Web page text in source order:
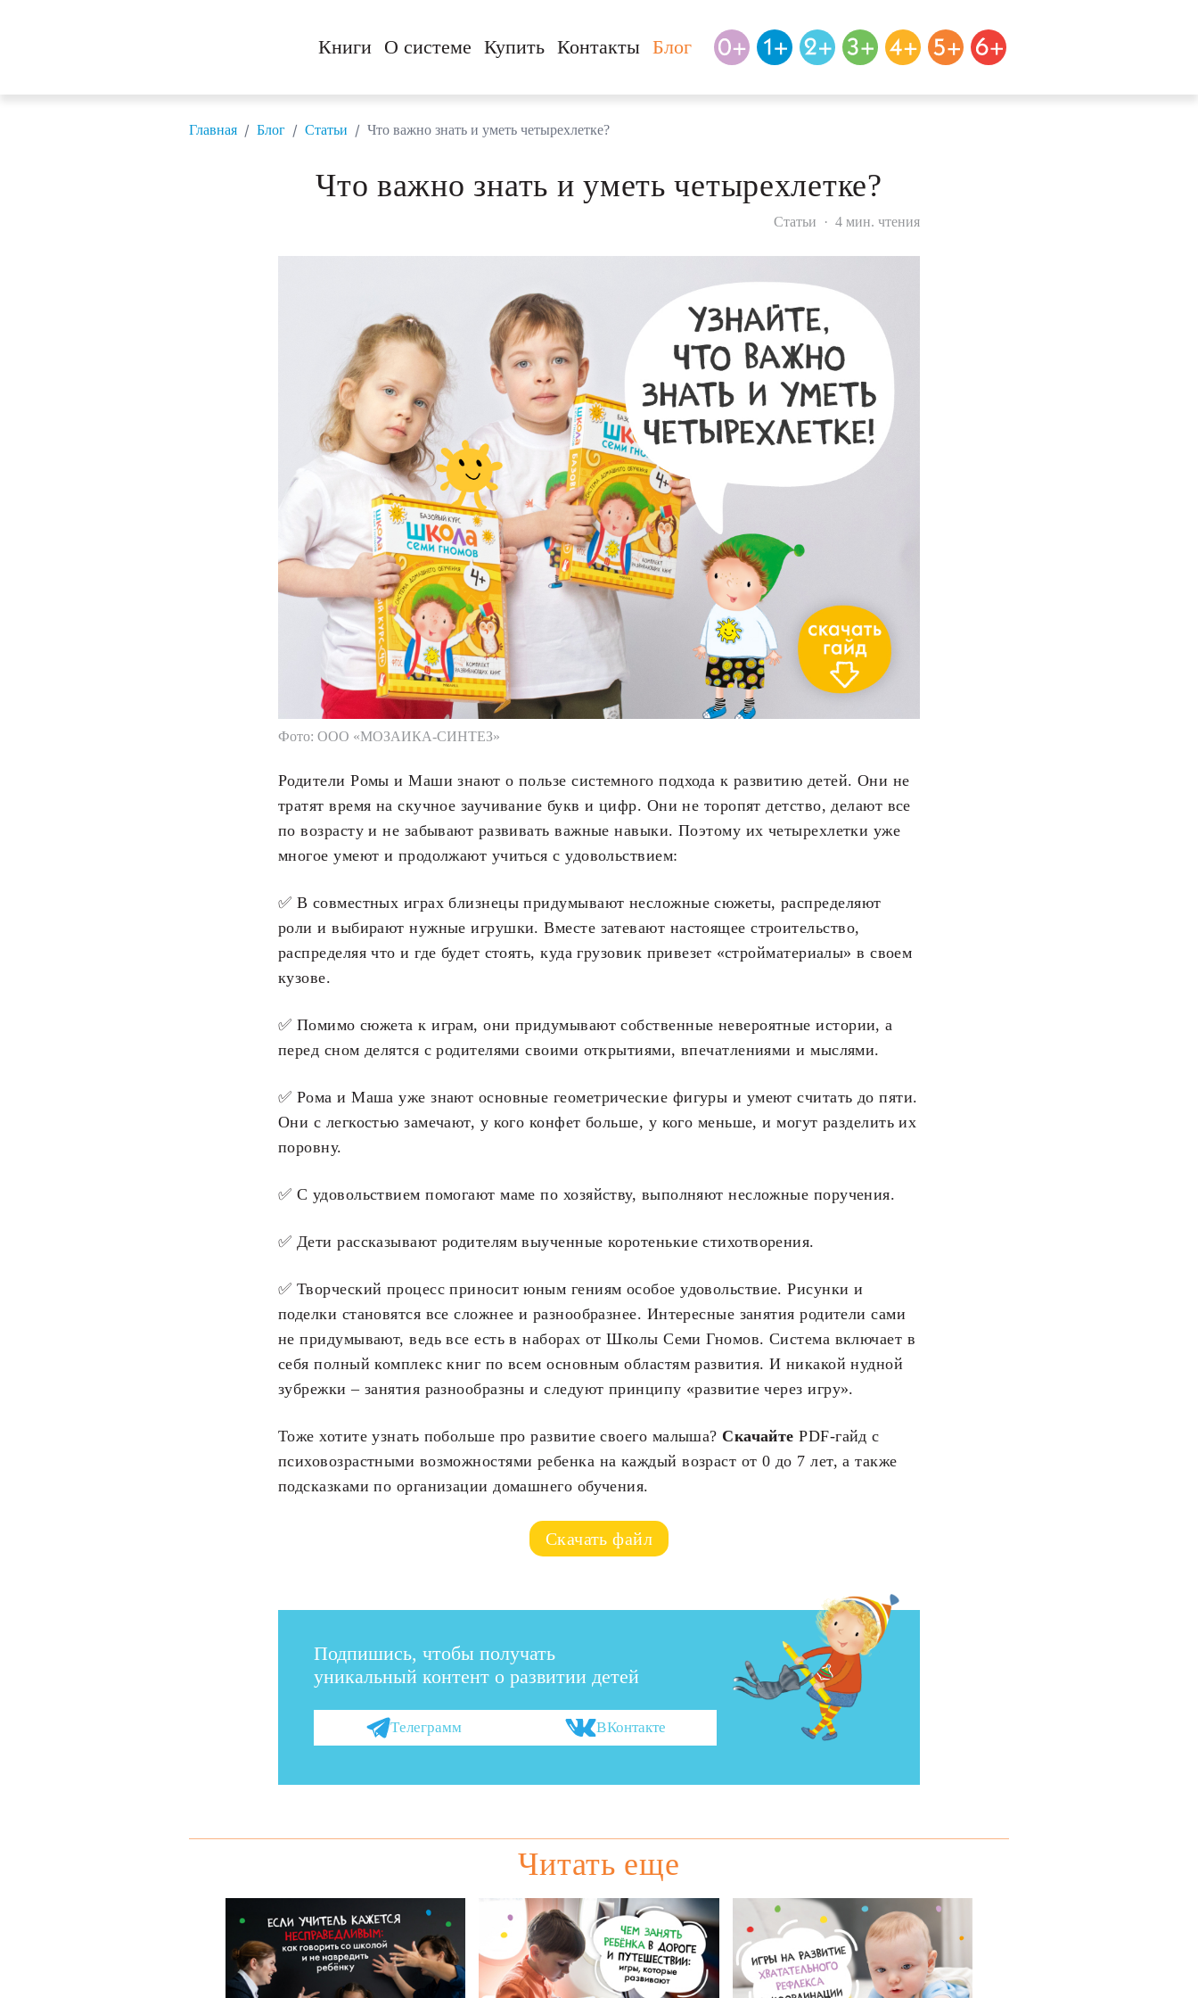
Книги О системе Купить Контакты Блог
Главная / Блог / Статьи / Что важно знать и уметь четырехлетке?
Что важно знать и уметь четырехлетке?
Статьи · 4 мин. чтения
Фото: ООО «МОЗАИКА-СИНТЕЗ»
Родители Ромы и Маши знают о пользе системного подхода к развитию детей. Они не
тратят время на скучное заучивание букв и цифр. Они не торопят детство, делают все
по возрасту и не забывают развивать важные навыки. Поэтому их четырехлетки уже
многое умеют и продолжают учиться с удовольствием:
✅ В совместных играх близнецы придумывают несложные сюжеты, распределяют
роли и выбирают нужные игрушки. Вместе затевают настоящее строительство,
распределяя что и где будет стоять, куда грузовик привезет «стройматериалы» в своем
кузове.
✅ Помимо сюжета к играм, они придумывают собственные невероятные истории, а
перед сном делятся с родителями своими открытиями, впечатлениями и мыслями.
✅ Рома и Маша уже знают основные геометрические фигуры и умеют считать до пяти.
Они с легкостью замечают, у кого конфет больше, у кого меньше, и могут разделить их
поровну.
✅ С удовольствием помогают маме по хозяйству, выполняют несложные поручения.
✅ Дети рассказывают родителям выученные коротенькие стихотворения.
✅ Творческий процесс приносит юным гениям особое удовольствие. Рисунки и
поделки становятся все сложнее и разнообразнее. Интересные занятия родители сами
не придумывают, ведь все есть в наборах от Школы Семи Гномов. Система включает в
себя полный комплекс книг по всем основным областям развития. И никакой нудной
зубрежки – занятия разнообразны и следуют принципу «развитие через игру».
Тоже хотите узнать побольше про развитие своего малыша? Скачайте PDF-гайд с
психовозрастными возможностями ребенка на каждый возраст от 0 до 7 лет, а также
подсказками по организации домашнего обучения.
Скачать файл
Подпишись, чтобы получать
уникальный контент о развитии детей
Телеграмм ВКонтакте
Читать еще